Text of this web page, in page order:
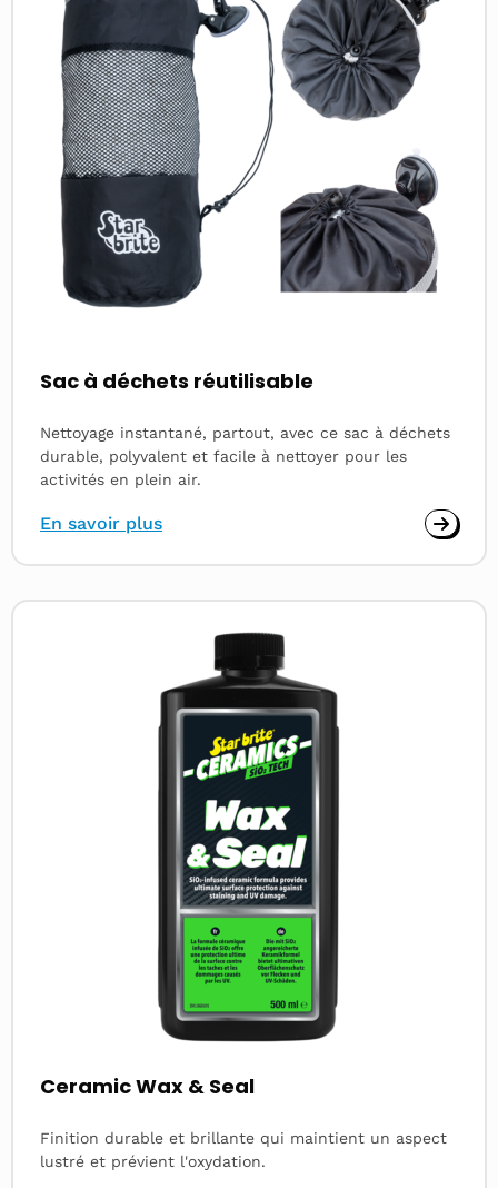
Sac à déchets réutilisable
Nettoyage instantané, partout, avec ce sac à déchets
durable, polyvalent et facile à nettoyer pour les
activités en plein air.
En savoir plus
Ceramic Wax & Seal
Finition durable et brillante qui maintient un aspect
lustré et prévient l'oxydation.
Read